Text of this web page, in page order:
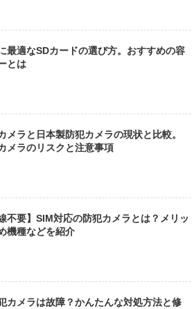
最適なSDカードの選び方。おすすめの容
とは
メラと日本製防犯カメラの現状と比較。
メラのリスクと注意事項
不要】SIM対応の防犯カメラとは？メリッ
機種などを紹介
カメラは故障？かんたんな対処方法と修